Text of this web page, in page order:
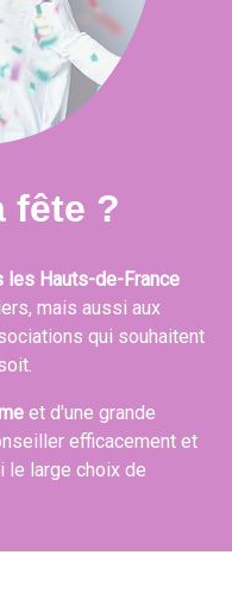
fête ?
les Hauts-de-France
mais aussi aux
qui souhaitent
et d'une grande
efficacement et
le large choix de